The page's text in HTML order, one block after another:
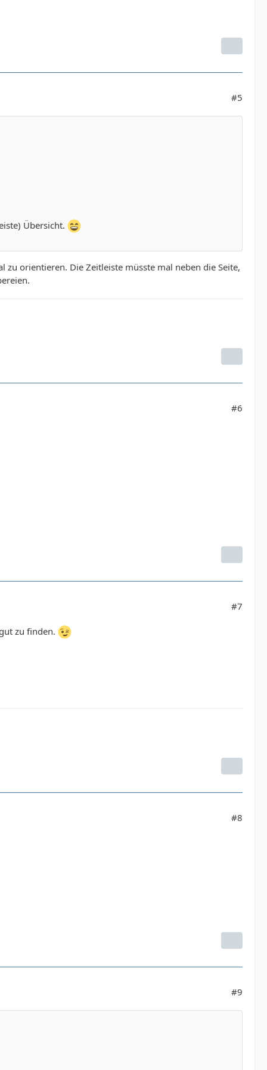
#5
Übersicht.
zu orientieren. Die Zeitleiste müsste mal neben die Seite,
#6
#7
zu finden.
#8
#9